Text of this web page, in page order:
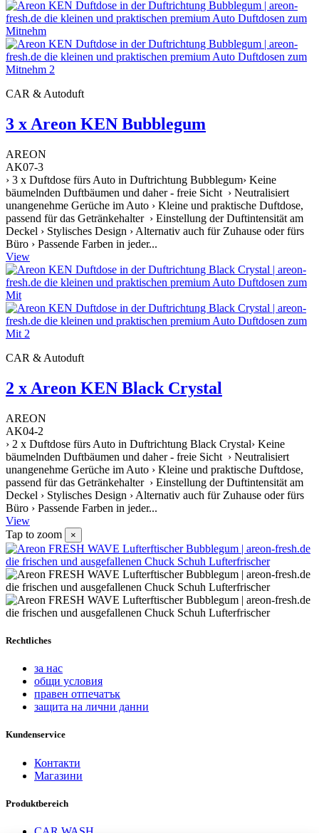
CAR & Autoduft
3 x Areon KEN Bubblegum
AREON
AK07-3
› 3 x Duftdose fürs Auto in Duftrichtung Bubblegum› Keine
bäumelnden Duftbäumen und daher - freie Sicht › Neutralisiert
unangenehme Gerüche im Auto › Kleine und praktische Duftdose,
passend für das Getränkehalter › Einstellung der Duftintensität am
Deckel › Stylisches Design › Alternativ auch für Zuhause oder fürs
Büro › Passende Farben in jeder...
View
CAR & Autoduft
2 x Areon KEN Black Crystal
AREON
AK04-2
› 2 x Duftdose fürs Auto in Duftrichtung Black Crystal› Keine
bäumelnden Duftbäumen und daher - freie Sicht › Neutralisiert
unangenehme Gerüche im Auto › Kleine und praktische Duftdose,
passend für das Getränkehalter › Einstellung der Duftintensität am
Deckel › Stylisches Design › Alternativ auch für Zuhause oder fürs
Büro › Passende Farben in jeder...
View
Tap to zoom
×
Rechtliches
за нас
общи условия
правен отпечатък
защита на лични данни
Kundenservice
Контакти
Магазини
Produktbereich